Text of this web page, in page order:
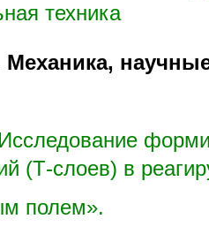
техника
Механика,
(Т-слоев) в
полем».